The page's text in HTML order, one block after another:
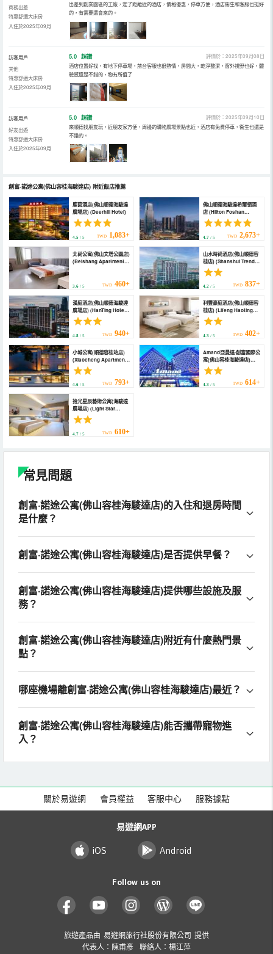
商務出差
特惠舒適大床房
入住於2025年09月
岀差到創業園區的工廠，定了距離近的酒店，價格優惠，停車方便，酒店衞生和客服也挺好
的，有需要還會來的。
訪客用戶
其他
特惠舒適大床房
入住於2025年09月
5.0 超讚
評價於：2025年09月08日
酒店位置好找，有地下停車場，前台客服也很熱情，房間大，乾淨整潔，窗外視野也好，體
驗感還是不錯的，物有所值了
訪客用戶
好友出遊
特惠舒適大床房
入住於2025年09月
5.0 超讚
評價於：2025年09月10日
來順德找朋友玩，近朋友家方便，周邊的購物廣場景點也近，酒店有免費停車，衞生也還是
不錯的。
創富·諾途公寓(佛山容桂海駿達店) 附近飯店推薦
鹿茵酒店(佛山順德海駿達
廣場店) (Deerhill Hotel)
4.5 / 5 TWD 1,083+
佛山順德海駿達希爾頓酒
店 (Hilton Foshan
Shunde)
4.7/ 5 TWD 2,673+
北尚公寓(佛山文塔公園店)
(Beishang Apartment
3.6 / 5 TWD 460+
山水時尚酒店(佛山順德容
桂店) (Shanshui Trends
Hotel (Foshan Shunde
Ronggui))
4.2/ 5 TWD 837+
漢庭酒店(佛山順德海駿達
廣場店) (HanTing Hotel
(Foshan Shunde
Shunde Center))
4.8 / 5 TWD 940+
利豐豪庭酒店(佛山順德容
桂店) (Lifeng Haoting
Hotel)
4.3/ 5 TWD 402+
小城公寓(順德容桂站店)
(Xiaocheng Apartment
(Shunde Ronggui
Station Branch))
4.6 / 5 TWD 793+
Amand亞曼達·創富國際公
寓(佛山容桂海駿達店)
(Amand · Chuangfu
International Apartment
(Foshan Ronggui
4.3/ 5 TWD 614+
拾光星辰藝術公寓(海駿達
廣場店) (Light Star
Hotel)
4.7 / 5 TWD 610+
常見問題
創富·諾途公寓(佛山容桂海駿達店)的入住和退房時間
是什麼？
創富·諾途公寓(佛山容桂海駿達店)是否提供早餐？
創富·諾途公寓(佛山容桂海駿達店)提供哪些設施及服
務？
創富·諾途公寓(佛山容桂海駿達店)附近有什麼熱門景
點？
哪座機場離創富·諾途公寓(佛山容桂海駿達店)最近？
創富·諾途公寓(佛山容桂海駿達店)能否攜帶寵物進
入？
關於易遊網 會員權益 客服中心 服務據點
易遊網APP
iOS Android
Follow us on
旅遊產品由 易遊網旅行社股份有限公司 提供
代表人：陳甫彥 聯絡人：楊江萍